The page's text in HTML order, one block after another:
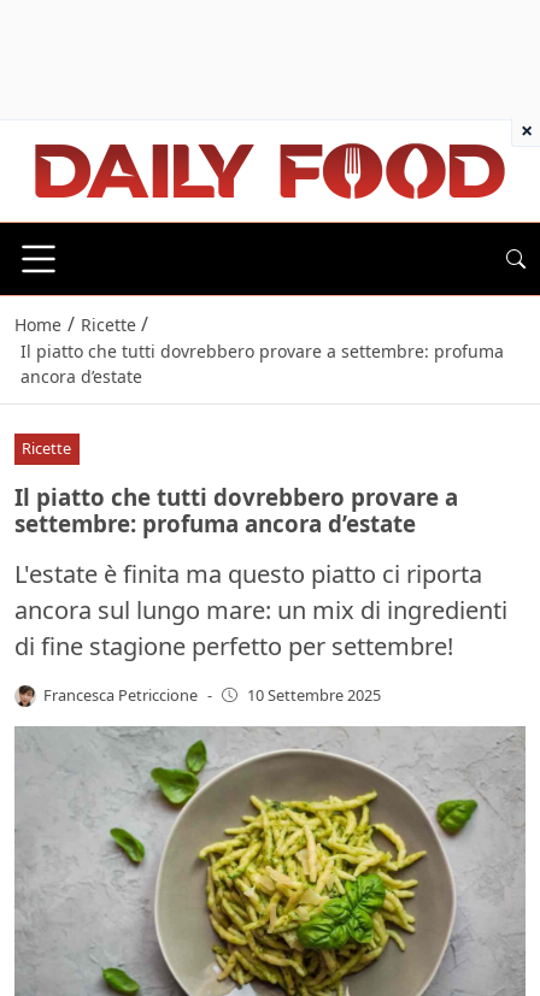
Home / Ricette /
Il piatto che tutti dovrebbero provare a settembre: profuma
ancora d’estate
Ricette
Il piatto che tutti dovrebbero provare a
settembre: profuma ancora d’estate
L'estate è finita ma questo piatto ci riporta
ancora sul lungo mare: un mix di ingredienti
di fine stagione perfetto per settembre!
Francesca Petriccione - 10 Settembre 2025
×